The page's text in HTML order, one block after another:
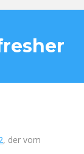
, der vom